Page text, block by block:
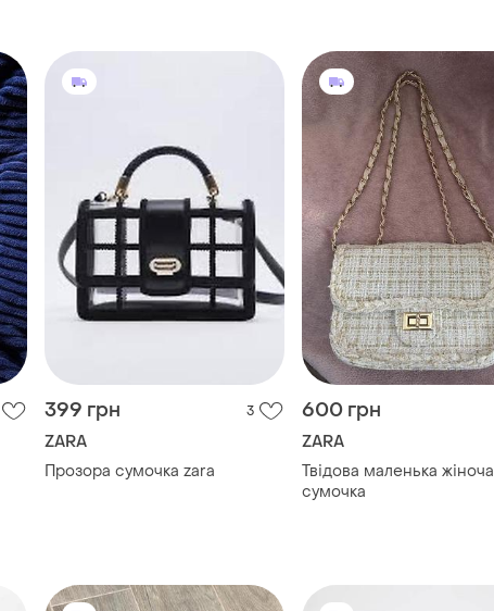
399 грн 3
ZARA
Прозора сумочка zara
600 грн
ZARA
Твідова маленька жіноча
сумочка